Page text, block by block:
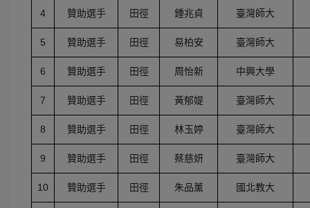
4 贊助選手 田徑 鍾兆貞 臺灣師大
5 贊助選手 田徑 易柏安 臺灣師大
6 贊助選手 田徑 周怡新 中興大學
7 贊助選手 田徑 黃郁媞 臺灣師大
8 贊助選手 田徑 林玉婷 臺灣師大
9 贊助選手 田徑 蔡慈妍 臺灣師大
10 贊助選手 田徑 朱品薰 國北教大